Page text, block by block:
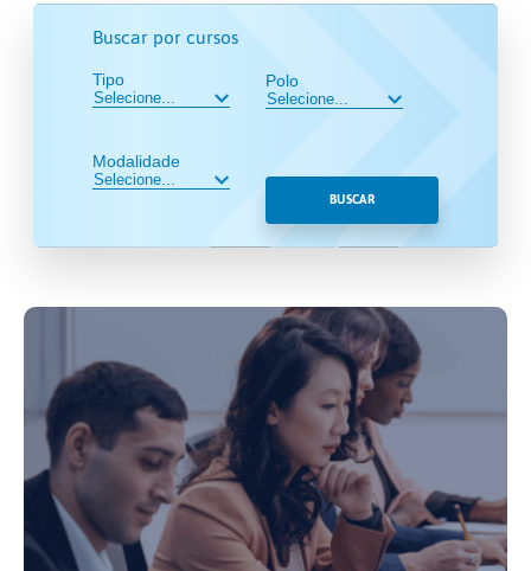
Buscar por cursos
Tipo
Modalidade
Polo
BUSCAR